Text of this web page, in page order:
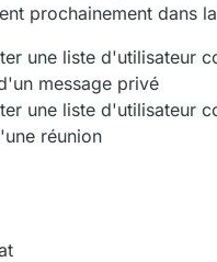
prochainement dans
une liste d'utilisateur
message privé
une liste d'utilisateur
réunion